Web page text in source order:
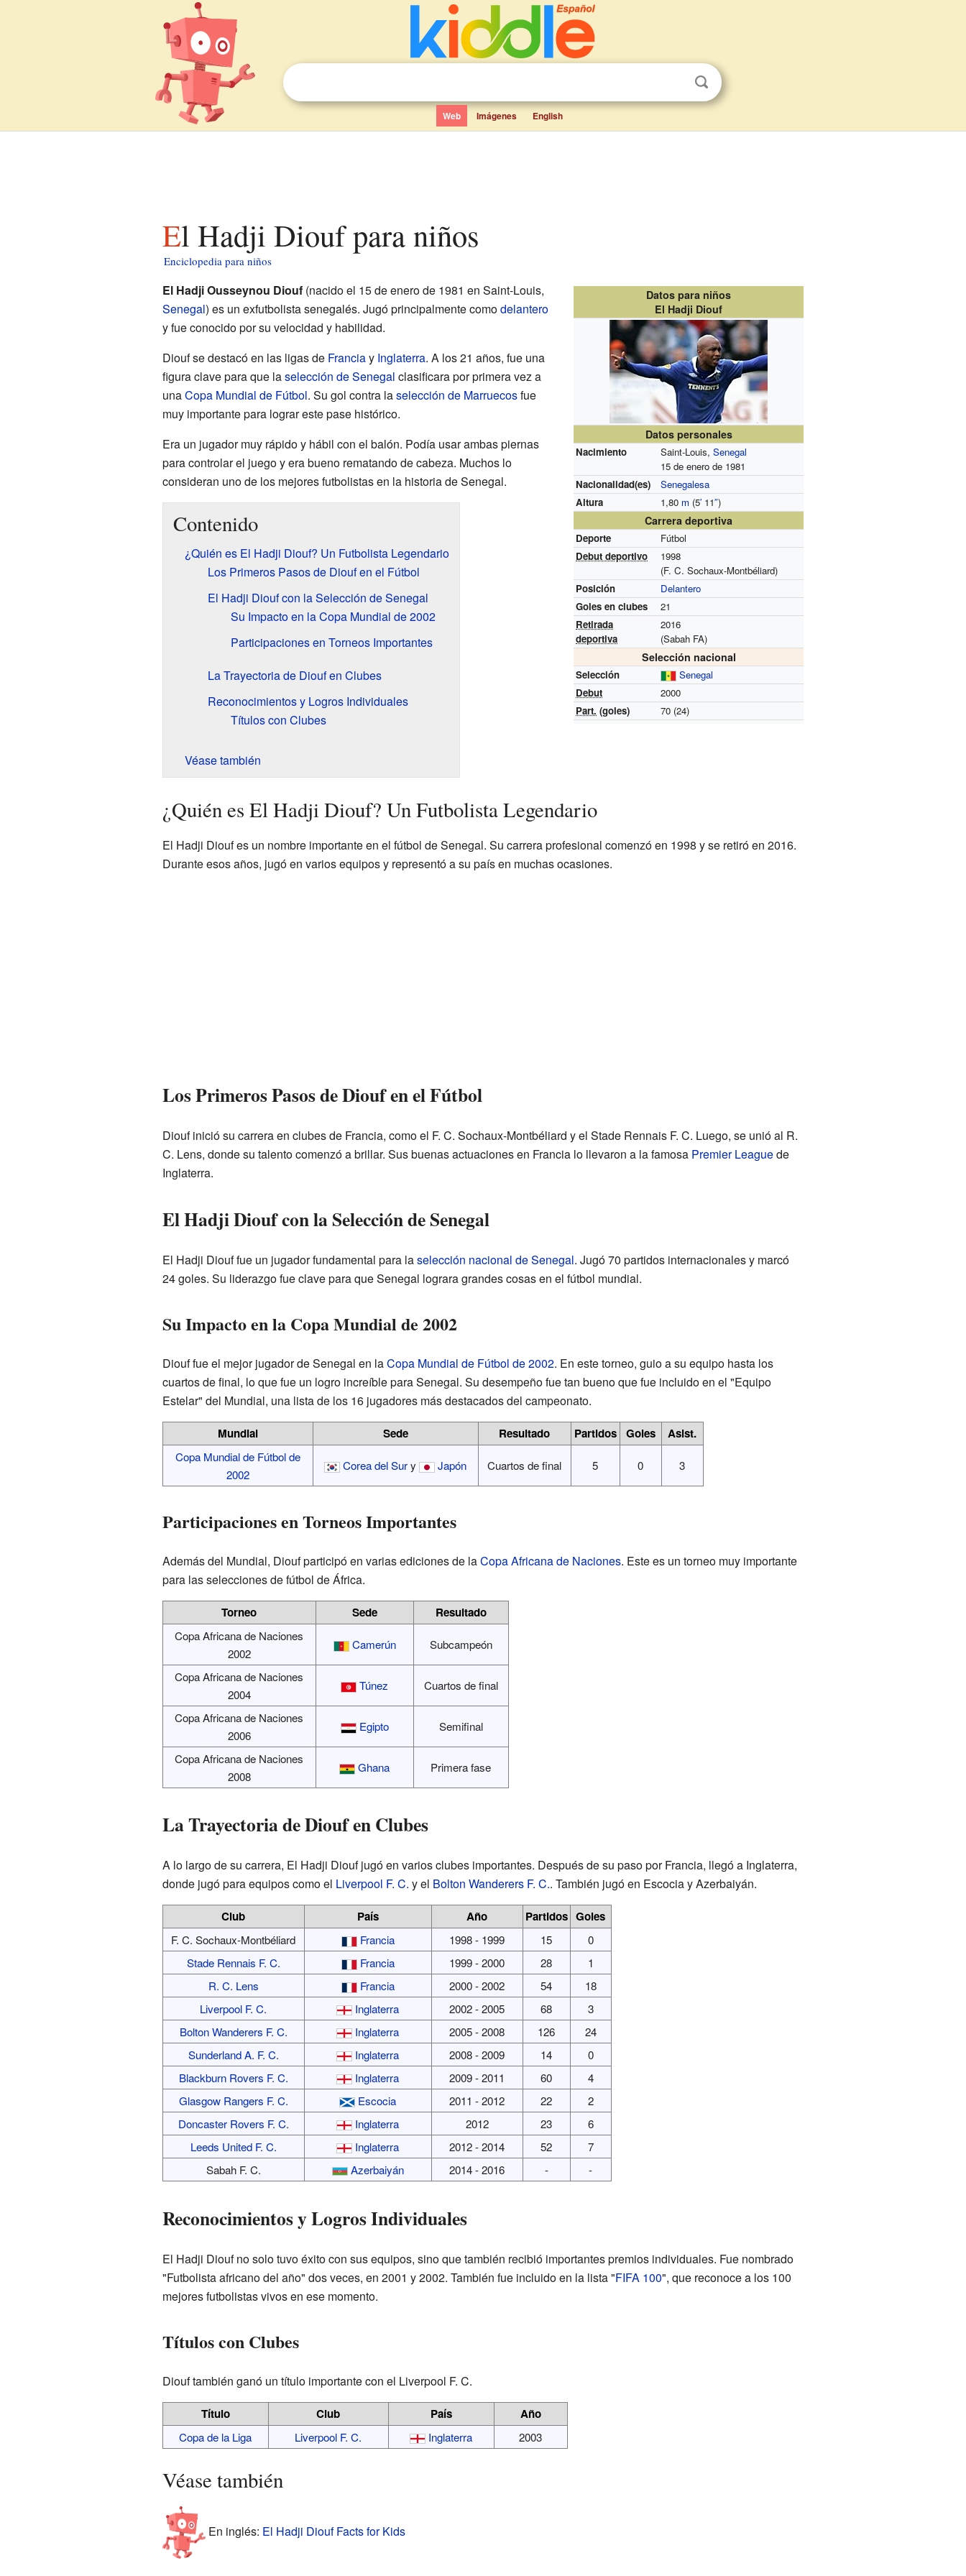
Web Imágenes English
El Hadji Diouf para niños
Enciclopedia para niños
Datos para niños
El Hadji Diouf
Datos personales
Nacimiento Saint-Louis,Senegal
15 de enero de 1981
Nacionalidad(es)
Senegalesa
Altura
1,80 m (5′ 11″)
Carrera deportiva
Deporte
Fútbol
Debut deportivo
1998
(F. C. Sochaux-Montbéliard)
Posición
Delantero
Goles en clubes
21
Retirada
deportiva
2016
(Sabah FA)
Selección nacional
Selección
Senegal
Debut
2000
Part. (goles) 70 (24)
El Hadji Ousseynou Diouf(nacido el 15 de enero de 1981 en Saint-Louis,
Senegal) es un exfutbolista senegalés. Jugó principalmente comodelantero
y fue conocido por su velocidad y habilidad.
Diouf se destacó en las ligas de Franciay Inglaterra. A los 21 años, fue una
figura clave para que laselección de Senegal clasificara por primera vez a
unaCopa Mundial de Fútbol. Su gol contra laselección de Marruecosfue
muy importante para lograr este pase histórico.
Era un jugador muy rápido y hábil con el balón. Podía usar ambas piernas
para controlar el juego y era bueno rematando de cabeza. Muchos lo
consideran uno de los mejores futbolistas en la historia de Senegal.
Contenido
¿Quién es El Hadji Diouf? Un Futbolista Legendario
Los Primeros Pasos de Diouf en el Fútbol
El Hadji Diouf con la Selección de Senegal
Su Impacto en la Copa Mundial de 2002
Participaciones en Torneos Importantes
La Trayectoria de Diouf en Clubes
Reconocimientos y Logros Individuales
Títulos con Clubes
Véase también
¿Quién es El Hadji Diouf? Un Futbolista Legendario
El Hadji Diouf es un nombre importante en el fútbol de Senegal. Su carrera profesional comenzó en 1998 y se retiró en 2016.
Durante esos años, jugó en varios equipos y representó a su país en muchas ocasiones.
Los Primeros Pasos de Diouf en el Fútbol
Diouf inició su carrera en clubes de Francia, como el F. C. Sochaux-Montbéliard y el Stade Rennais F. C. Luego, se unió al R.
C. Lens, donde su talento comenzó a brillar. Sus buenas actuaciones en Francia lo llevaron a la famosa Premier Leaguede
Inglaterra.
El Hadji Diouf con la Selección de Senegal
El Hadji Diouf fue un jugador fundamental para laselección nacional de Senegal. Jugó 70 partidos internacionales y marcó
24 goles. Su liderazgo fue clave para que Senegal lograra grandes cosas en el fútbol mundial.
Su Impacto en la Copa Mundial de 2002
Diouf fue el mejor jugador de Senegal en laCopa Mundial de Fútbol de 2002. En este torneo, guio a su equipo hasta los
cuartos de final, lo que fue un logro increíble para Senegal. Su desempeño fue tan bueno que fue incluido en el "Equipo
Estelar" del Mundial, una lista de los 16 jugadores más destacados del campeonato.
Mundial Sede Resultado Partidos Goles Asist.
Copa Mundial de Fútbol de
2002
Corea del Sury Japón Cuartos de final 5 0 3
Participaciones en Torneos Importantes
Además del Mundial, Diouf participó en varias ediciones de laCopa Africana de Naciones. Este es un torneo muy importante
para las selecciones de fútbol de África.
Torneo Sede Resultado
Copa Africana de Naciones
2002
Camerún Subcampeón
Copa Africana de Naciones
2004
Túnez Cuartos de final
Copa Africana de Naciones
2006
Egipto Semifinal
Copa Africana de Naciones
2008
Ghana Primera fase
La Trayectoria de Diouf en Clubes
A lo largo de su carrera, El Hadji Diouf jugó en varios clubes importantes. Después de su paso por Francia, llegó a Inglaterra,
donde jugó para equipos como el Liverpool F. C. y el Bolton Wanderers F. C.. También jugó en Escocia y Azerbaiyán.
Club País Año Partidos Goles
F. C. Sochaux-Montbéliard Francia 1998 - 1999 15
0
Stade Rennais F. C.
Francia 1999 - 2000 28
1
R. C. Lens
Francia 2000 - 2002 54
18
Liverpool F. C.
Inglaterra 2002 - 2005 68
3
Bolton Wanderers F. C.
Inglaterra 2005 - 2008 126
24
Sunderland A. F. C.
Inglaterra 2008 - 2009 14
0
Blackburn Rovers F. C.
Inglaterra 2009 - 2011 60
4
Glasgow Rangers F. C.
Escocia 2011 - 2012 22
2
Doncaster Rovers F. C.
Inglaterra 2012 23
6
Leeds United F. C.
Inglaterra 2012 - 2014 52
7
Sabah F. C.
Azerbaiyán 2014 - 2016 - -
Reconocimientos y Logros Individuales
El Hadji Diouf no solo tuvo éxito con sus equipos, sino que también recibió importantes premios individuales. Fue nombrado
"Futbolista africano del año" dos veces, en 2001 y 2002. También fue incluido en la lista "FIFA 100", que reconoce a los 100
mejores futbolistas vivos en ese momento.
Títulos con Clubes
Diouf también ganó un título importante con el Liverpool F. C.
Título Club País Año
Copa de la Liga Liverpool F. C. Inglaterra 2003
Véase también
En inglés: El Hadji Diouf Facts for Kids